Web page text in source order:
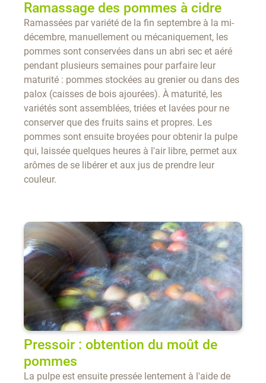
Ramassage des pommes à cidre
Ramassées par variété de la fin septembre à la mi-
décembre, manuellement ou mécaniquement, les
pommes sont conservées dans un abri sec et aéré
pendant plusieurs semaines pour parfaire leur
maturité : pommes stockées au grenier ou dans des
palox (caisses de bois ajourées). À maturité, les
variétés sont assemblées, triées et lavées pour ne
conserver que des fruits sains et propres. Les
pommes sont ensuite broyées pour obtenir la pulpe
qui, laissée quelques heures à l'air libre, permet aux
arômes de se libérer et aux jus de prendre leur
couleur.
Pressoir : obtention du moût de
pommes
La pulpe est ensuite pressée lentement à l'aide de